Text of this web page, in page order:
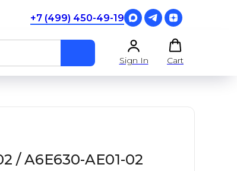
+7 (499) 450-49-19
Sign In Cart
/ A6E630-AE01-02